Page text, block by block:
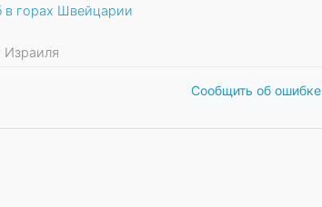
в горах Швейцарии
Израиля
Сообщить об ошибке